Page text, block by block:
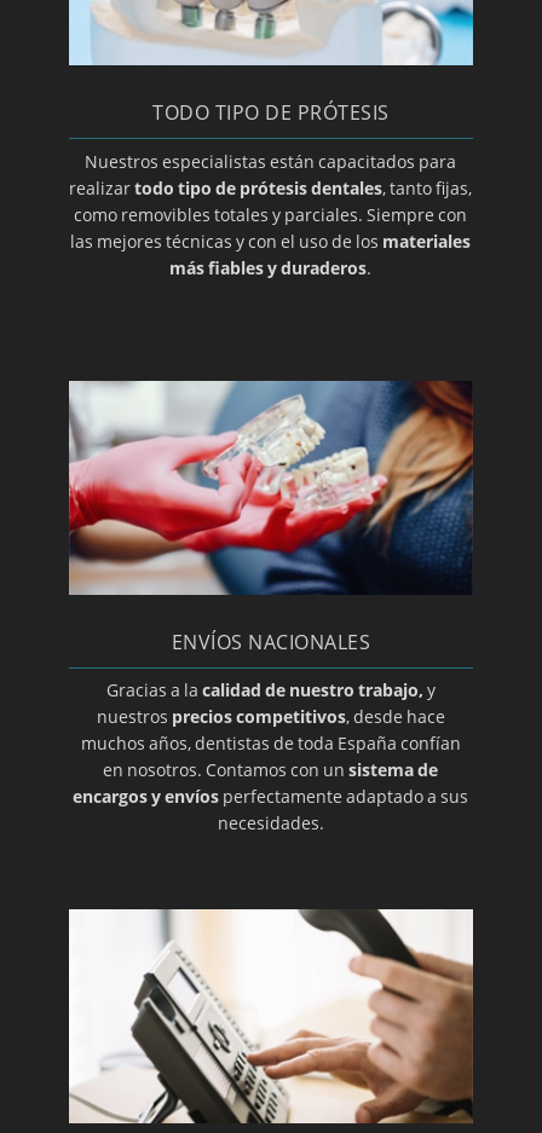
Maloclusion
Método Gerber para elección de prótesis
Mucocele
Opte por prótesis removibles
Ortodoncia de contención
Ortodoncia para adolescentes
Periodoncia
Periodontitis
Prótesis dental en A coruña
Prótesis dental en Albacete
Prótesis dental en Almería
Prótesis dental en Guadalajara
Prótesis dental en Salamanca
Prótesis dental en Zamora
Prótesis dental en Álava
Prótesis dental en Alicante
Prótesis dental en Cáceres
Prótesis dental en Cantabria
Prótesis dental en Córdoba
Prótesis dental en Gerona
Prótesis dental en Granada
TODO TIPO DE PRÓTESIS
Nuestros especialistas están capacitados para
realizartodo tipo de prótesis dentales, tanto fijas,
como removibles totales y parciales. Siempre con
las mejores técnicas y con el uso de los materiales
más fiables y duraderos.
ENVÍOS NACIONALES
Gracias a la calidad de nuestro trabajo, y
nuestros precios competitivos, desde hace
muchos años, dentistas de toda España confían
en nosotros. Contamos con unsistema de
encargos y envíos perfectamente adaptado a sus
necesidades.